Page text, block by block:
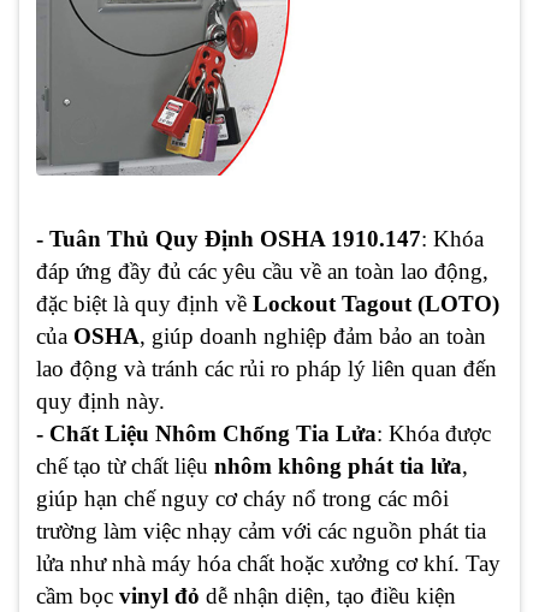
- Tuân Thủ Quy Định OSHA 1910.147: Khóa
đáp ứng đầy đủ các yêu cầu về an toàn lao động,
đặc biệt là quy định về Lockout Tagout (LOTO)
của OSHA, giúp doanh nghiệp đảm bảo an toàn
lao động và tránh các rủi ro pháp lý liên quan đến
quy định này.
- Chất Liệu Nhôm Chống Tia Lửa: Khóa được
chế tạo từ chất liệu nhôm không phát tia lửa,
giúp hạn chế nguy cơ cháy nổ trong các môi
trường làm việc nhạy cảm với các nguồn phát tia
lửa như nhà máy hóa chất hoặc xưởng cơ khí. Tay
cầm bọc vinyl đỏ dễ nhận diện, tạo điều kiện